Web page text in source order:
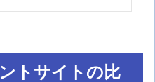
トサイトの比